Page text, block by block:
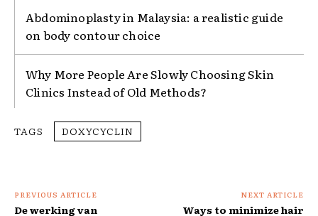
Abdominoplasty in Malaysia: a realistic guide
on body contour choice
Why More People Are Slowly Choosing Skin
Clinics Instead of Old Methods?
TAGS DOXYCYCLIN
PREVIOUS ARTICLE
De werking van
NEXT ARTICLE
Ways to minimize hair